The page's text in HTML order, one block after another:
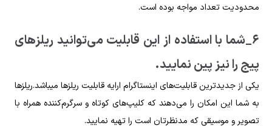
محدودیت تعداد مواجه بوده است.
۶_شما با استفاده از این قابلیت می‌توانید ریلز‌های
پیج را نیز پین نمایید.
یکی از جدیدترین قابلیت‌های اینستاگرام ارایه قابلیت ریلز‌ها میباشد.ریلز‌ها
به شما این امکان را می‌دهند که کلیپ‌های کوتاه و سرگرم‌کننده همراه با
تصویر و موسیقی که مدنظرتان است را تهیه نمایید.